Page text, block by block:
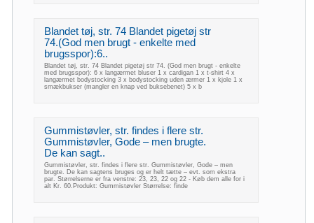
Blandet tøj, str. 74 Blandet pigetøj str
74.(God men brugt - enkelte med
brugsspor):6..
Blandet tøj, str. 74 Blandet pigetøj str 74. (God men brugt - enkelte
med brugsspor): 6 x langærmet bluser 1 x cardigan 1 x t-shirt 4 x
langærmet bodystocking 3 x bodystocking uden ærmer 1 x kjole 1 x
smækbukser (mangler en knap ved buksebenet) 5 x b
Gummistøvler, str. findes i flere str.
Gummistøvler, Gode – men brugte.
De kan sagt..
Gummistøvler, str. findes i flere str. Gummistøvler, Gode – men
brugte. De kan sagtens bruges og er helt tætte – evt. som ekstra
par. Størrelserne er fra venstre: 23, 23, 22 og 22 - Køb dem alle for i
alt Kr. 60.Produkt: Gummistøvler Størrelse: finde